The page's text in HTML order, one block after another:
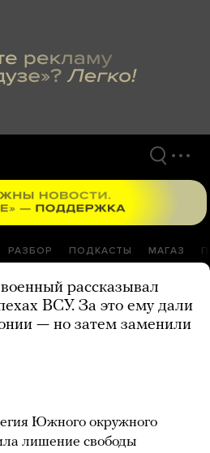
РАЗБОР ПОДКАСТЫ МАГАЗ
рассказывал
ВСУ. За это ему дали
— но затем заменили
Южного окружного
лишение свободы